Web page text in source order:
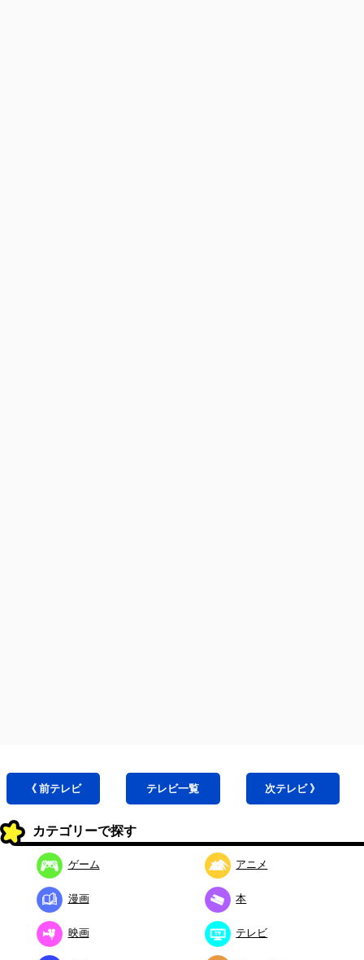
《 前テレビ テレビ一覧 次テレビ》
カテゴリーで探す
ゲーム アニメ
漫画 本
映画 テレビ